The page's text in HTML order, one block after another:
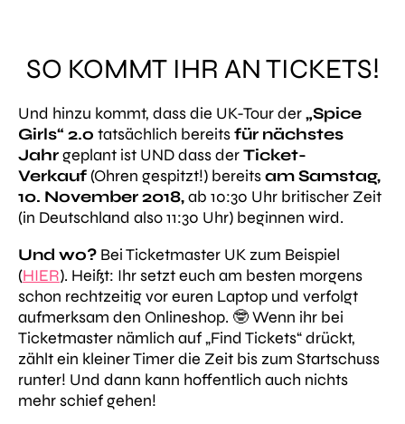
SO KOMMT IHR AN TICKETS!
Und hinzu kommt, dass die UK-Tour der„Spice
Girls“ 2.o tatsächlich bereitsfür nächstes
Jahrgeplant ist UND dass derTicket-
Verkauf (Ohren gespitzt!) bereitsam Samstag,
10. November 2018,ab 10:30 Uhr britischer Zeit
(in Deutschland also 11:30 Uhr) beginnen wird.
Und wo? Bei Ticketmaster UK zum Beispiel
(HIER). Heißt: Ihr setzt euch am besten morgens
schon rechtzeitig vor euren Laptop und verfolgt
aufmerksam den Onlineshop. 🤓 Wenn ihr bei
Ticketmaster nämlich auf„Find Tickets“drückt,
zählt ein kleiner Timer die Zeit bis zum Startschuss
runter! Und dann kann hoffentlich auch nichts
mehr schief gehen!